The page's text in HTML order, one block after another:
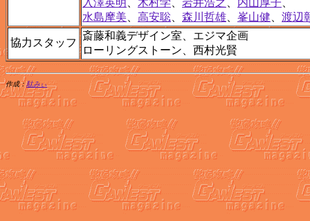
入澤英明
木村学 岩井浩之 内山厚子
水島摩美
高安聡 森川哲雄 峯山健 渡辺
協力スタッフ
斎藤和義デザイン室、エジマ企画
ローリングストーン、西村光賢
作成：駄みぃ